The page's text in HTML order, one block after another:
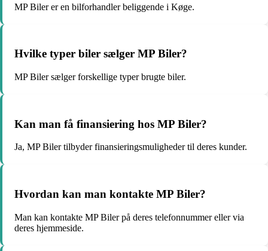
MP Biler er en bilforhandler beliggende i Køge.
Hvilke typer biler sælger MP Biler?
MP Biler sælger forskellige typer brugte biler.
Kan man få finansiering hos MP Biler?
Ja, MP Biler tilbyder finansieringsmuligheder til deres kunder.
Hvordan kan man kontakte MP Biler?
Man kan kontakte MP Biler på deres telefonnummer eller via
deres hjemmeside.